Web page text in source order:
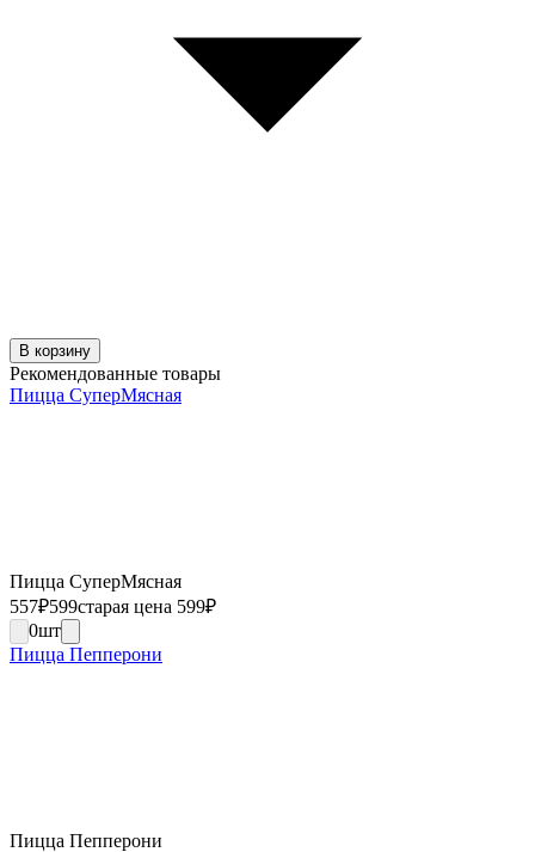
В корзину
Рекомендованные товары
Пицца СуперМясная
Пицца СуперМясная
557₽599старая цена 599₽
0шт
Пицца Пепперони
Пицца Пепперони